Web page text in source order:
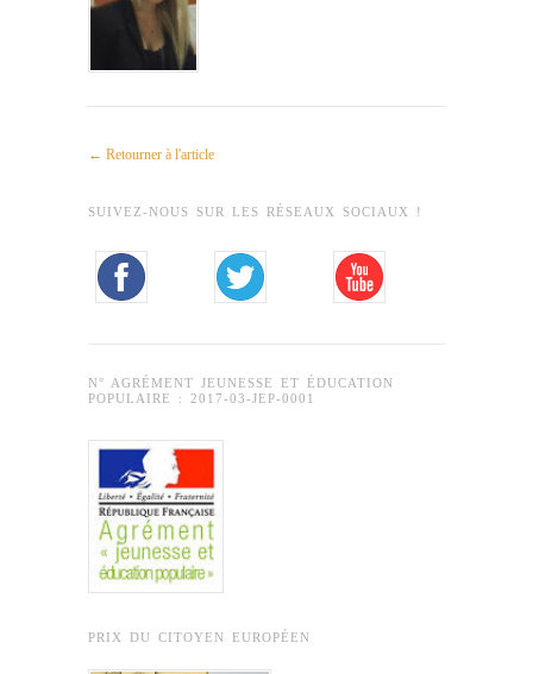
← Retourner à l'article
SUIVEZ-NOUS SUR LES RÉSEAUX SOCIAUX !
N° AGRÉMENT JEUNESSE ET ÉDUCATION
POPULAIRE : 2017-03-JEP-0001
PRIX DU CITOYEN EUROPÉEN